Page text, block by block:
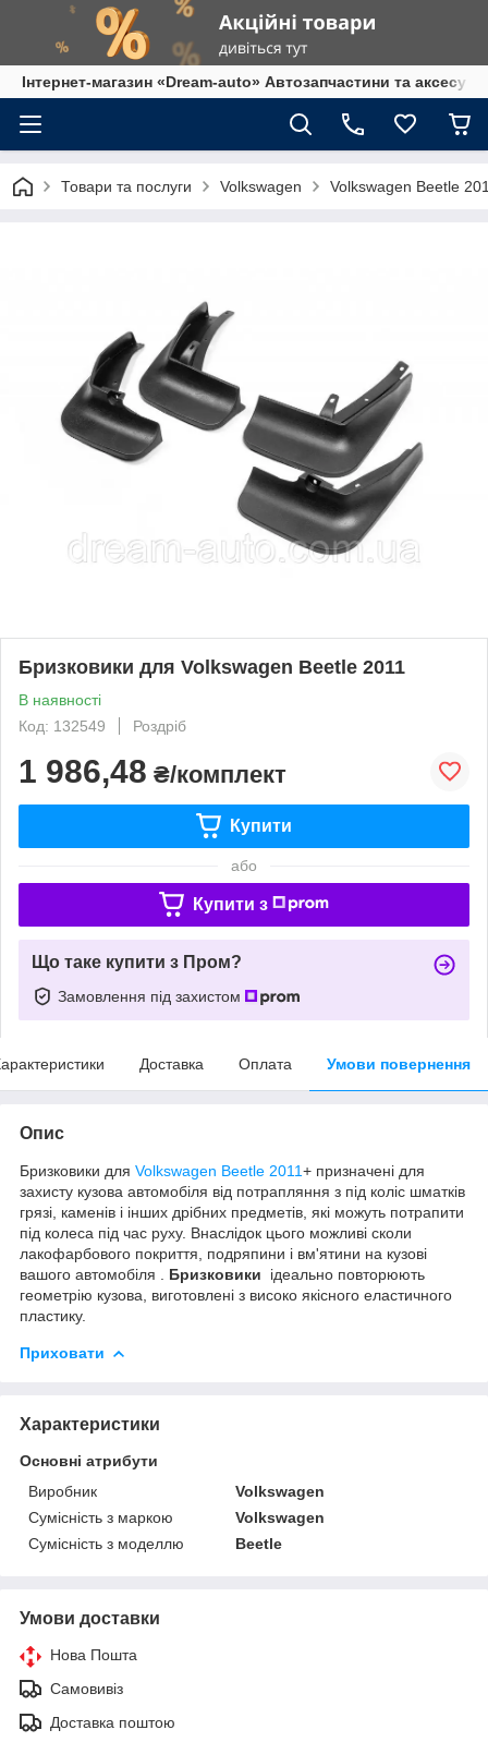
Інтернет-магазин «Dream-auto» Автозапчастини та
Товари та послуги Volkswagen Volkswagen Beetle
Бризковики для Volkswagen Beetle 2011
В наявності
Код: 132549
Роздріб
1 986,48 ₴/комплект
Купити
або
Купити з
Що таке купити з Пром?
Замовлення під захистом
Доставка Оплата Умови повернення
Опис
Бризковики для Volkswagen Beetle 2011+ призначені для
захисту кузова автомобіля від потрапляння з під коліс шматків
грязі, каменів і інших дрібних предметів, які можуть потрапити
під колеса під час руху. Внаслідок цього можливі сколи
лакофарбового покриття, подряпини і вм'ятини на кузові
вашого автомобіля . Бризковики ідеально повторюють
геометрію кузова, виготовлені з високо якісного еластичного
пластику.
Приховати
Характеристики
Основні атрибути
Виробник
Volkswagen
Сумісність з маркою
Volkswagen
Сумісність з моделлю
Beetle
Умови доставки
Нова Пошта
Самовивіз
Доставка поштою